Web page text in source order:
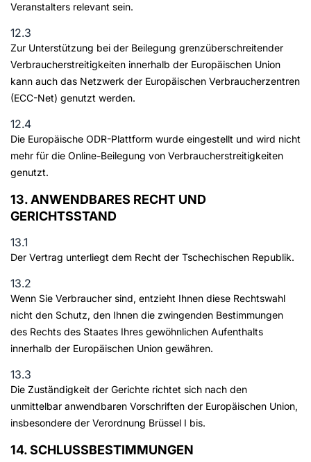
Veranstalters relevant sein.
12.3
Zur Unterstützung bei der Beilegung grenzüberschreitender
Verbraucherstreitigkeiten innerhalb der Europäischen Union
kann auch das Netzwerk der Europäischen Verbraucherzentren
(ECC-Net) genutzt werden.
12.4
Die Europäische ODR-Plattform wurde eingestellt und wird nicht
mehr für die Online-Beilegung von Verbraucherstreitigkeiten
genutzt.
13. ANWENDBARES RECHT UND
GERICHTSSTAND
13.1
Der Vertrag unterliegt dem Recht der Tschechischen Republik.
13.2
Wenn Sie Verbraucher sind, entzieht Ihnen diese Rechtswahl
nicht den Schutz, den Ihnen die zwingenden Bestimmungen
des Rechts des Staates Ihres gewöhnlichen Aufenthalts
innerhalb der Europäischen Union gewähren.
13.3
Die Zuständigkeit der Gerichte richtet sich nach den
unmittelbar anwendbaren Vorschriften der Europäischen Union,
insbesondere der Verordnung Brüssel I bis.
14. SCHLUSSBESTIMMUNGEN